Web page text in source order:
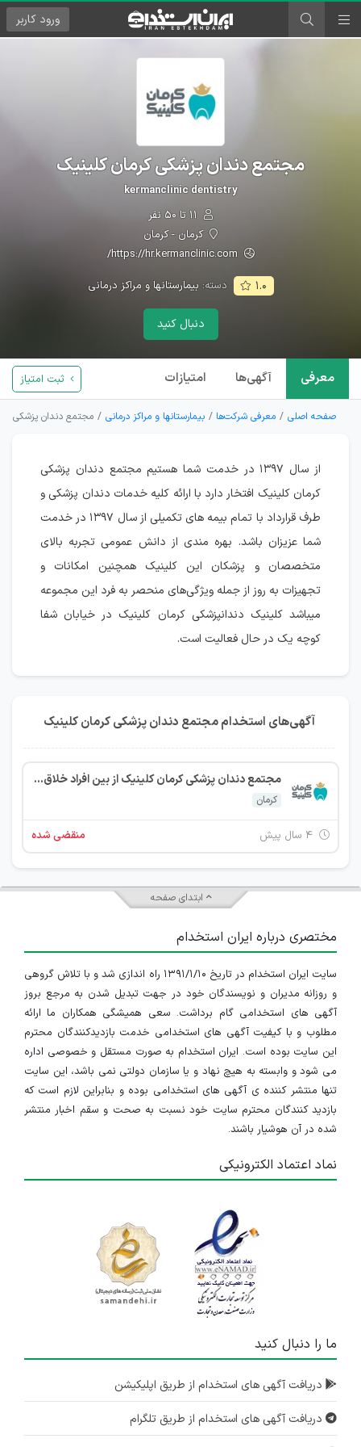
ورود کاربر
مجتمع دندان پزشکی کرمان کلینیک
kermanclinic dentistry
کرمان - کرمان
https://hr.kermanclinic.com/
۱.۰ دسته:بیمارستانها و مراکز درمانی
دنبال کنید
معرفی آگهی‌ها امتیازات ثبت امتیاز
صفحه اصلی معرفی شرکت‌ها بیمارستانها و مراکز درمانی مجتمع دندان پزشکی
از سال ۱۳۹۷ در خدمت شما هستیم مجتمع دندان پزشکی
کرمان کلینیک افتخار دارد با ارائه کلیه خدمات دندان پزشکی و
طرف قرارداد با تمام بیمه های تکمیلی از سال ۱۳۹۷ در خدمت
شما عزیزان باشد. بهره مندی از دانش عمومی تجربه بالای
متخصصان و پزشکان این کلینیک همچنین امکانات و
تجهیزات به روز از جمله ویژگی‌های منحصر به فرد این مجموعه
میباشد کلینیک دندانپزشکی کرمان کلینیک در خیابان شفا
کوچه یک در حال فعالیت است.
آگهی‌های استخدام مجتمع دندان پزشکی کرمان کلینیک
مجتمع دندان پزشکی کرمان کلینیک از بین افراد خلاق، پویا و پرتلاش استخدام میکند
کرمان
منقضی شده
ابتدای صفحه
مختصری درباره ایران استخدام
سایت ایران استخدام در تاریخ ۱۳۹۱/۱/۱۰ راه اندازی شد و با تلاش گروهی
و روزانه مدیران و نویسندگان خود در جهت تبدیل شدن به مرجع بروز
آگهی های استخدامی گام برداشت. سعی همیشگی همکاران ما ارائه
مطلوب و با کیفیت آگهی های استخدامی خدمت بازدیدکنندگان محترم
این سایت بوده است. ایران استخدام به صورت مستقل و خصوصی اداره
می شود و وابسته به هیچ نهاد و یا سازمان دولتی نمی باشد، این سایت
تنها منتشر کننده ی آگهی های استخدامی بوده و بنابراین لازم است که
بازدید کنندگان محترم سایت خود نسبت به صحت و سقم اخبار منتشر
شده در آن هوشیار باشند.
نماد اعتماد الکترونیکی
ما را دنبال کنید
دریافت آگهی های استخدام از طریق اپلیکیشن
دریافت آگهی های استخدام از طریق تلگرام